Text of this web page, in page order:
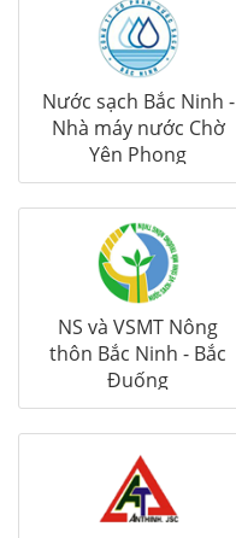
Nước sạch Bắc Ninh -
Nhà máy nước Chờ
Yên Phong
NS và VSMT Nông
thôn Bắc Ninh - Bắc
Đuống